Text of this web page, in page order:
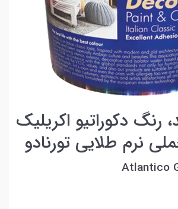
رنگ دکوراتیو اکریلیک
نرم طلایی تورنادو
Atlantico